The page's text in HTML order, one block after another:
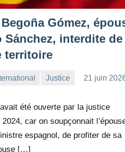
Gómez,
Sánchez, interdite de
territoire
Justice
21 juin
été ouverte par la justice
car on soupçonnait
espagnol, de profiter de sa
[…]